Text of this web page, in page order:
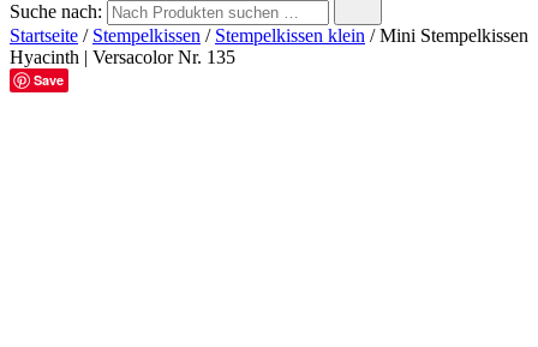
Suche nach:
Startseite / Stempelkissen / Stempelkissen klein / Mini Stempelkissen
Hyacinth | Versacolor Nr. 135
Save